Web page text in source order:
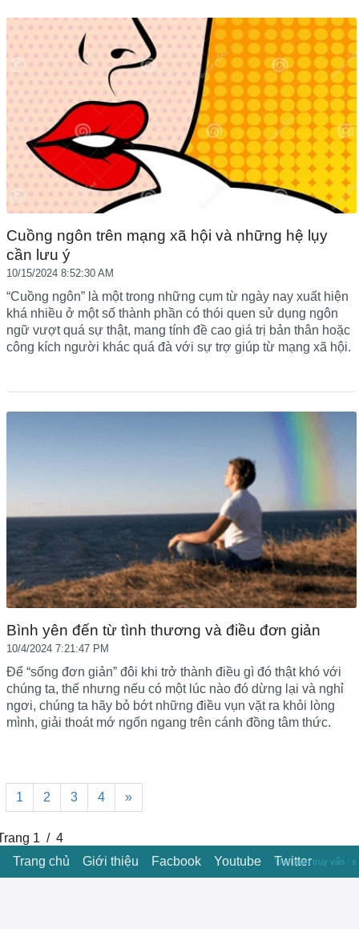
Cuồng ngôn trên mạng xã hội và những hệ lụy
cần lưu ý
10/15/2024 8:52:30 AM
“Cuồng ngôn” là một trong những cụm từ ngày nay xuất hiện
khá nhiều ở một số thành phần có thói quen sử dụng ngôn
ngữ vượt quá sự thật, mang tính đề cao giá trị bản thân hoặc
công kích người khác quá đà với sự trợ giúp từ mạng xã hội.
Bình yên đến từ tình thương và điều đơn giản
10/4/2024 7:21:47 PM
Để “sống đơn giản” đôi khi trở thành điều gì đó thật khó với
chúng ta, thế nhưng nếu có một lúc nào đó dừng lại và nghỉ
ngơi, chúng ta hãy bỏ bớt những điều vụn vặt ra khỏi lòng
mình, giải thoát mớ ngổn ngang trên cánh đồng tâm thức.
1 2 3 4 »
1 / 4
Trang chủ
Giới thiệu Facbook Youtube Twitter
Thời gian truy vấn : s